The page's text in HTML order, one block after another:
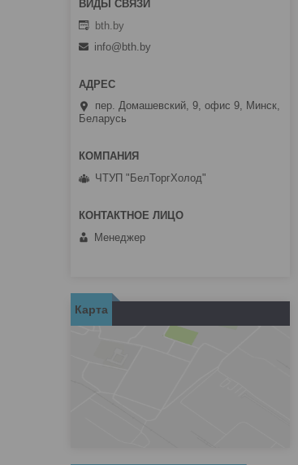
bth.by
info@bth.by
пер. Домашевский, 9, офис 9, Минск,
Беларусь
ЧТУП "БелТоргХолод"
Менеджер
Карта